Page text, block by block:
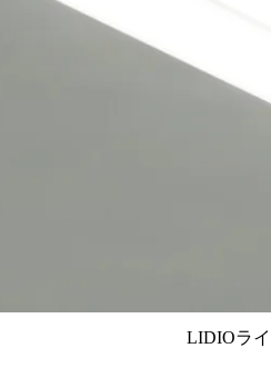
LIDIOラ